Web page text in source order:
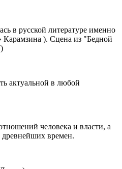
в русской литературе именно
). Сцена из "Бедной
актуальной в любой
человека и власти, а
времен.